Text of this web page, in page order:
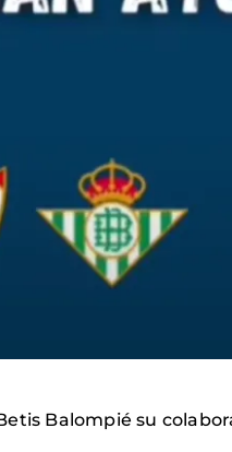
Balompié su